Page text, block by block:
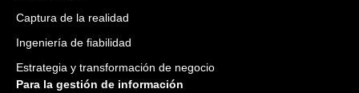
Captura de la realidad
Ingeniería de fiabilidad
Estrategia y transformación de negocio
Para la gestión de información